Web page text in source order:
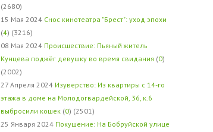
(2680)
15 Мая 2024 Снос кинотеатра "Брест": уход эпохи
(4) (3216)
08 Мая 2024 Происшествие: Пьяный житель
Кунцева поджёг девушку во время свидания (0)
(2002)
27 Апреля 2024 Изуверство: Из квартиры с 14-го
этажа в доме на Молодогвардейской, 36, к.6
выбросили кошек (0) (2501)
25 Января 2024 Покушение: На Бобруйской улице